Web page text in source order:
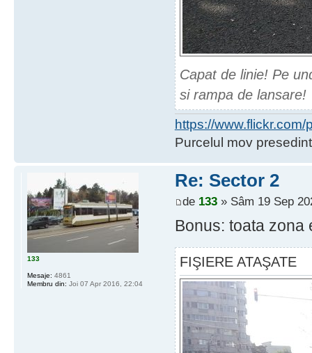
Capat de linie! Pe
si rampa de lansare!
https://
Purcelul mov
Re: Sector 2
de 133» Sâm 19 Sep
Bonus: toata zona
FIŞIERE ATAŞATE
133
Mesaje: 4861
Membru din: Joi 07 Apr 2016, 22:04